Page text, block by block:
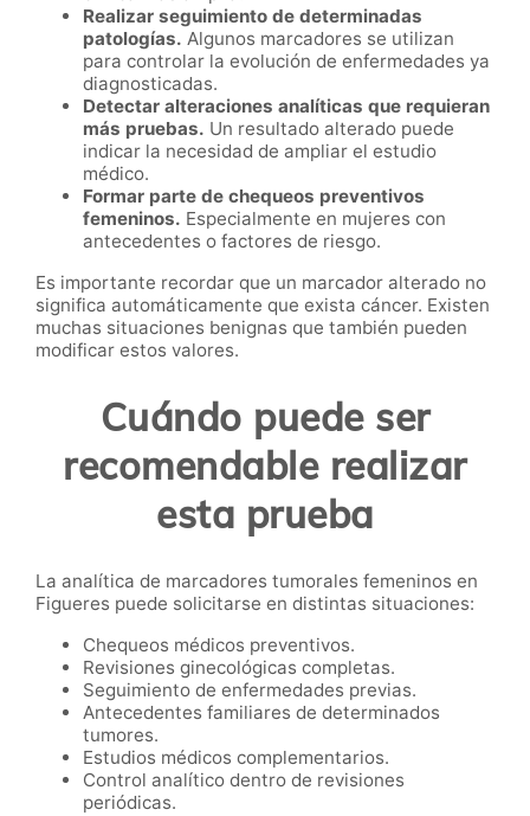
Realizar seguimiento de determinadas
patologías. Algunos marcadores se utilizan
para controlar la evolución de enfermedades ya
diagnosticadas.
Detectar alteraciones analíticas que requieran
más pruebas. Un resultado alterado puede
indicar la necesidad de ampliar el estudio
médico.
Formar parte de chequeos preventivos
femeninos. Especialmente en mujeres con
antecedentes o factores de riesgo.
Es importante recordar que un marcador alterado no
significa automáticamente que exista cáncer. Existen
muchas situaciones benignas que también pueden
modificar estos valores.
Cuándo puede ser
recomendable realizar
esta prueba
La analítica de marcadores tumorales femeninos en
Figueres puede solicitarse en distintas situaciones:
Chequeos médicos preventivos.
Revisiones ginecológicas completas.
Seguimiento de enfermedades previas.
Antecedentes familiares de determinados
tumores.
Estudios médicos complementarios.
Control analítico dentro de revisiones
periódicas.